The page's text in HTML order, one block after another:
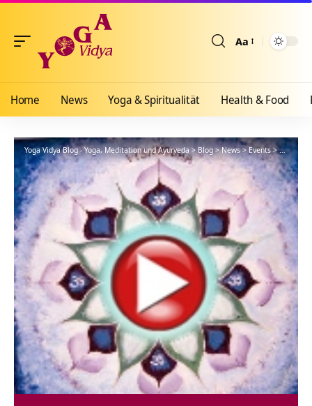
Aa
Home News Yoga & Spiritualität Health & Food
Yoga Vidya Blog - Yoga, Meditation und Ayurveda>Blog>News>Events>Februar